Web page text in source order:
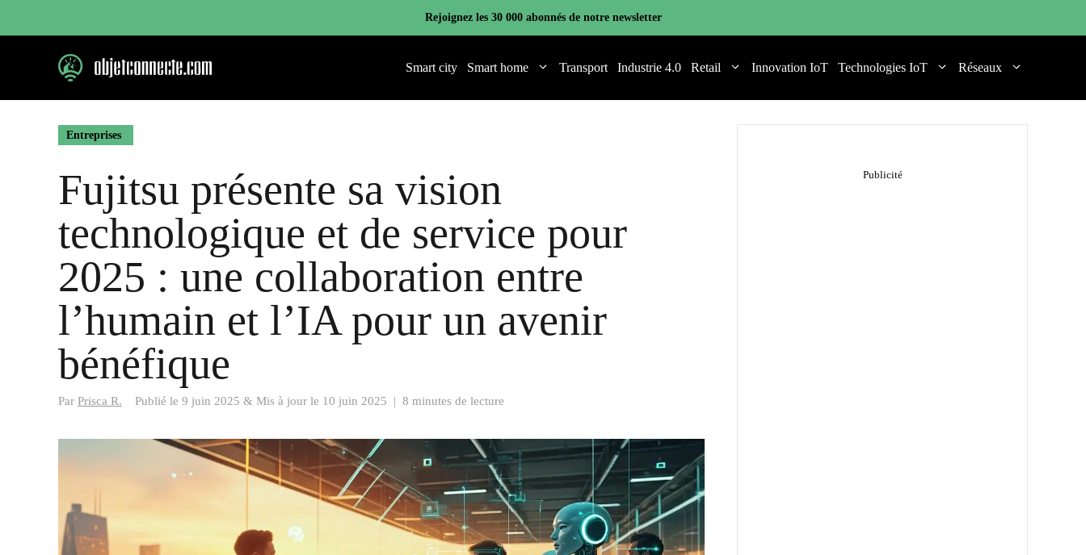
Rejoignez les 30 000 abonnés de notre newsletter
Smart city Smart home Transport Industrie 4.0 Retail Innovation IoT Technologies IoT Réseaux
Entreprises
Fujitsu présente sa vision
technologique et de service pour
2025 : une collaboration entre
l’humain et l’IA pour un avenir
bénéfique
Par Prisca R. Publié le 9 juin 2025 & Mis à jour le 10 juin 2025 | 8 minutes de lecture